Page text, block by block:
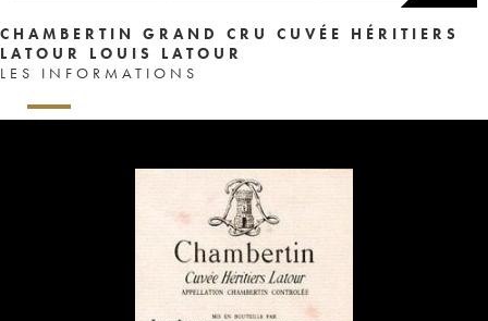
CHAMBERTIN GRAND CRU CUVÉE HÉRITIERS
LATOUR LOUIS LATOUR
LES INFORMATIONS